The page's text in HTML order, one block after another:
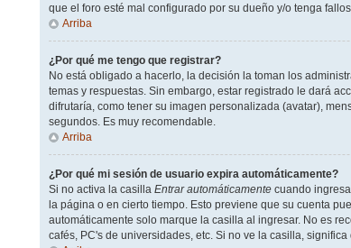
que el foro esté mal configurado por su dueño y/o tenga
Arriba
¿Por qué me tengo que registrar?
No está obligado a hacerlo, la decisión la toman los
temas y respuestas. Sin embargo, estar registrado le dará
difrutaría, como tener su imagen personalizada (avatar),
segundos. Es muy recomendable.
Arriba
¿Por qué mi sesión de usuario expira automáticamente?
Si no activa la casilla Entrar automáticamentecuando ingresa
la página o en cierto tiempo. Esto previene que su cuenta
automáticamente solo marque la casilla al ingresar. No es
cafés, PC's de universidades, etc. Si no ve la casilla,